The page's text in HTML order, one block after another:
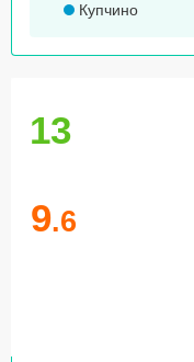
Купчино
13
9.6